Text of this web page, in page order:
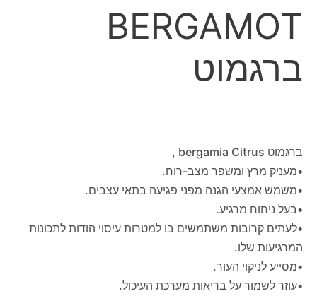
BERGAMOT
ברגמוט
ברגמוט bergamia Citrus ,
•מעניק מרץ ומשפר מצב-רוח.
•משמש אמצעי הגנה מפני פגיעה בתאי עצבים.
•בעל ניחוח מרגיע.
•לעתים קרובות משתמשים בו למטרות עיסוי הודות לתכונות
המרגיעות שלו.
•מסייע לניקוי העור.
•עוזר לשמור על בריאות מערכת העיכול.